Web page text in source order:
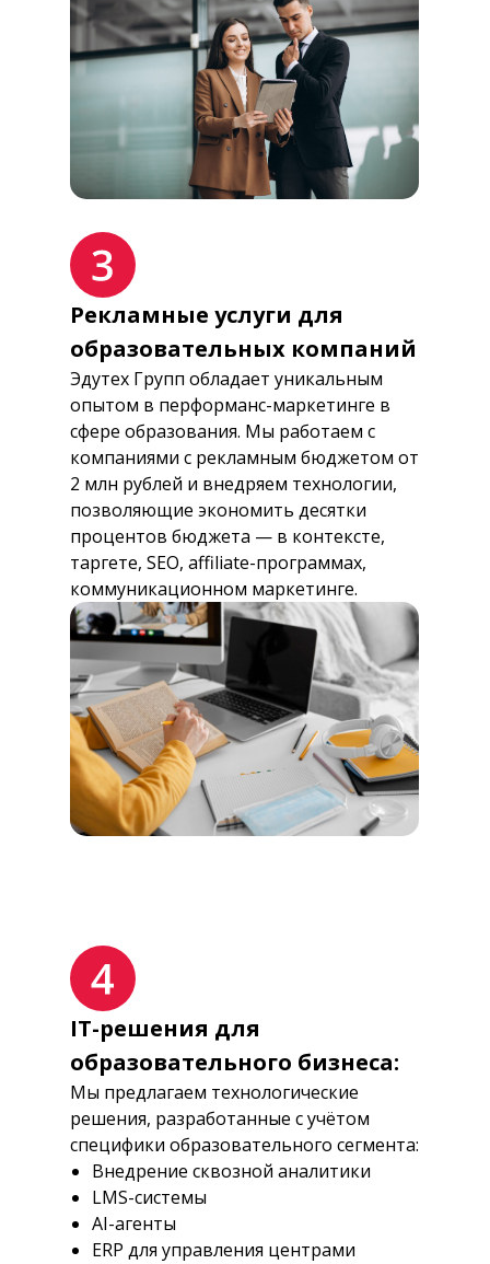
Рекламные услуги для
образовательных компаний
Эдутех Групп обладает уникальным
опытом в перформанс-маркетинге в
сфере образования. Мы работаем с
компаниями с рекламным бюджетом от
2 млн рублей и внедряем технологии,
позволяющие экономить десятки
процентов бюджета — в контексте,
таргете, SEO, affiliate-программах,
коммуникационном маркетинге.
IT-решения для
образовательного бизнеса:
Мы предлагаем технологические
решения, разработанные с учётом
специфики образовательного сегмента:
Внедрение сквозной аналитики
LMS-системы
AI-агенты
ERP для управления центрами